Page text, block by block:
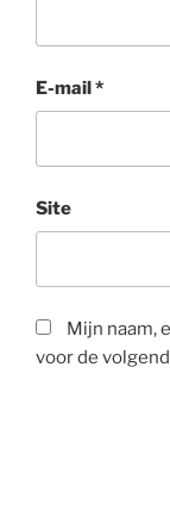
E-mail*
Site
Mijn naam,
voor de